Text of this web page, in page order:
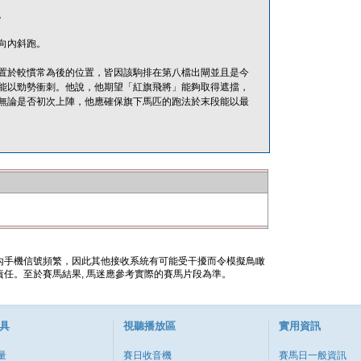
斜跑。
較慣常為後的位置，皆因該駒排在第八檔出閘並且是今
勁勢衝刺。他說，他期望「紅旗飛將」能夠取得遮擋，
是否初次上陣，他應確保旗下馬匹的跑法於末段能以最
機信號頻繁，因此其他接收系統有可能受干擾而令模擬鳥瞰
。至於賽馬結果, 馬迷應參考實際的賽馬片段為準。
視聽播放區
賽日收音機
實用資訊
賽馬日一般資訊